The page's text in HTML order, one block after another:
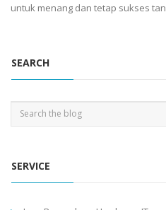
untuk menang dan tetap sukses
SEARCH
SERVICE